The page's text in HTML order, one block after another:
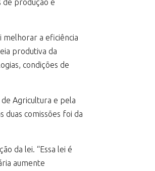
de produção e
melhorar a eficiência
produtiva da
condições de
Agricultura e pela
duas comissões foi da
da lei. “Essa lei é
aumente